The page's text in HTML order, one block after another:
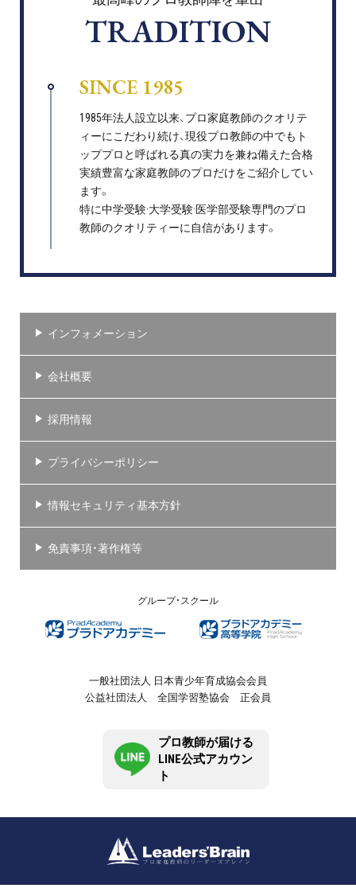
TRADITION
SINCE 1985
1985年法人設立以来、プロ家庭教師のクオリテ
ィーにこだわり続け、現役プロ教師の中でもト
ッププロと呼ばれる真の実力を兼ね備えた合格
実績豊富な家庭教師のプロだけをご紹介してい
ます。
特に中学受験·大学受験·医学部受験専門のプロ
教師のクオリティーに自信があります。
インフォメーション
会社概要
採用情報
プライバシーポリシー
情報セキュリティ基本方針
免責事項・著作権等
グループ・スクール
一般社団法人 日本青少年育成協会会員
公益社団法人 全国学習塾協会 正会員
プロ教師が届ける
LINE公式アカウン
ト